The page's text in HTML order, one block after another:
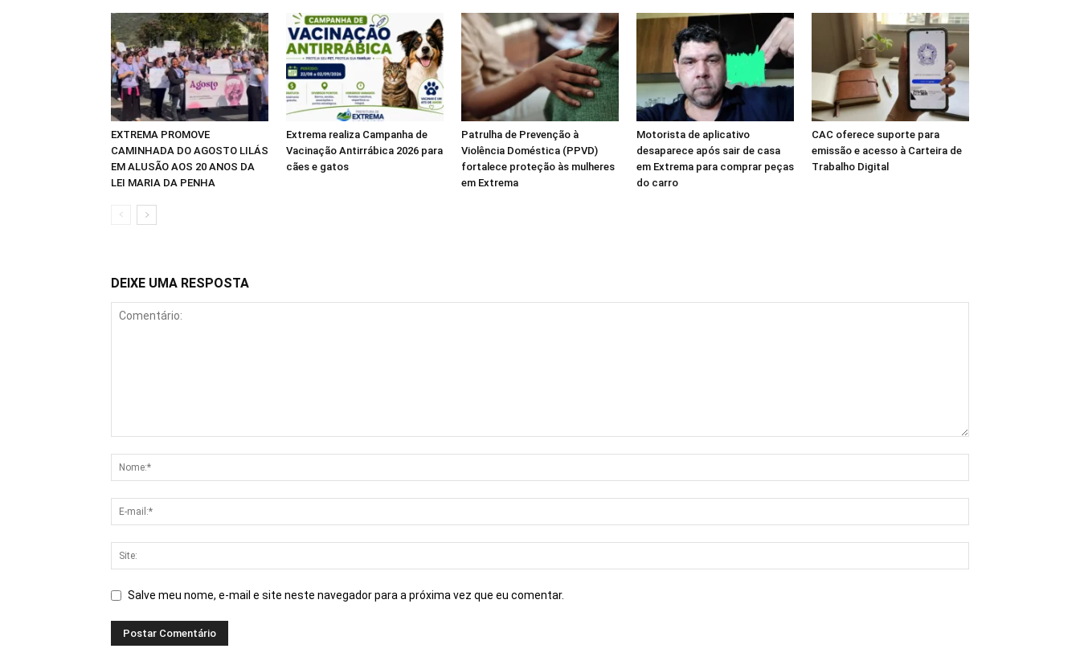
EXTREMA PROMOVE
CAMINHADA DO AGOSTO LILÁS
EM ALUSÃO AOS 20 ANOS DA
LEI MARIA DA PENHA
Extrema realiza Campanha de
Vacinação Antirrábica 2026 para
cães e gatos
Patrulha de Prevenção à
Violência Doméstica (PPVD)
fortalece proteção às mulheres
em Extrema
Motorista de aplicativo
desaparece após sair de casa
em Extrema para comprar peças
do carro
CAC oferece suporte para
emissão e acesso à Carteira de
Trabalho Digital
DEIXE UMA RESPOSTA
Salve meu nome, e-mail e site neste navegador para a próxima vez que eu comentar.